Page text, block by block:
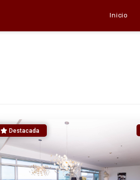
Inicio
Destacada